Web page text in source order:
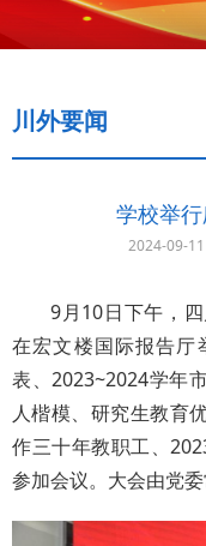
川外要闻
学校举
2024-09-11
9月10日下午，
在宏文楼国际报告厅
表、2023~2024学年
人楷模、研究生教育
作三十年教职工、
参加会议。大会由党